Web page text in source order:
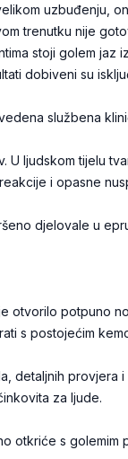
uzbuđenju,
trenutku nije
stoji golem jaz
dobiveni su
službena
U ljudskom tijelu
i opasne
djelovale u
otvorilo potpuno
s postojećim
detaljnih provjera
za ljude.
otkriće s golemim